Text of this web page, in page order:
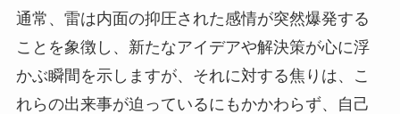
通常、雷は内面の抑圧された感情が突然爆発する
ことを象徴し、新たなアイデアや解決策が心に浮
かぶ瞬間を示しますが、それに対する焦りは、こ
れらの出来事が迫っているにもかかわらず、自己